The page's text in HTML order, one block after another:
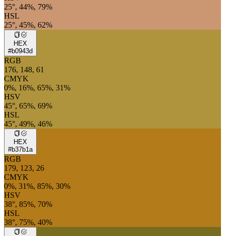
25°, 44%, 79%
HSL
25°, 45%, 62%
HEX
#b0943d
RGB
176, 148, 61
CMYK
0%, 16%, 65%, 31%
HSV
45°, 65%, 69%
HSL
45°, 49%, 46%
HEX
#b37b1a
RGB
179, 123, 26
CMYK
0%, 31%, 85%, 30%
HSV
38°, 85%, 70%
HSL
38°, 75%, 40%